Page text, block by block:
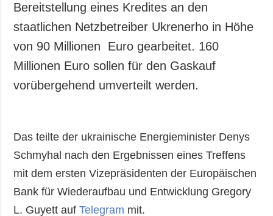
Bereitstellung eines Kredites an den
staatlichen Netzbetreiber Ukrenerho in Höhe
von 90 Millionen Euro gearbeitet. 160
Millionen Euro sollen für den Gaskauf
vorübergehend umverteilt werden.
Das teilte der ukrainische Energieminister Denys
Schmyhal nach den Ergebnissen eines Treffens
mit dem ersten Vizepräsidenten der Europäischen
Bank für Wiederaufbau und Entwicklung Gregory
L. Guyett aufTelegram mit.